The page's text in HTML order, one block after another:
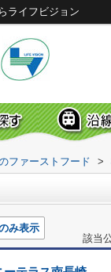
ライフビジョン
ファーストフード >
み表示
該当